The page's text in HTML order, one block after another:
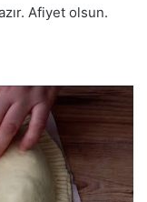
Afiyet olsun.